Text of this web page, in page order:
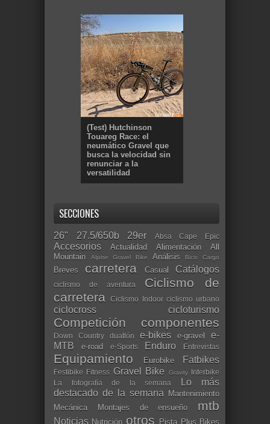
(Test) Hutchinson
Touareg Race: el
neumático Gravel que
busca la velocidad sin
renunciar a la
versatilidad
SECCIONES
26" 27.5/650b 29er Absa Cape Epic
Accesorios Actualidad Alimentación
All
Mountain
Alpine Gravel Bike Análisis Bicis Cargo
Breves carretera Casual Catálogos
ciclismo de aventura
Ciclismo de
carretera
Ciclismo Indoor ciclismo urbano
ciclocross cicloturismo
Competición componentes
Down Country duatlón e-bikes e-gravel
e-
MTB
e-road e-Sports Enduro Entrevistas
Equipamiento Eurobike Fatbikes
Festibike Fitness Gravel Bike Gravity Interbike
La fotografía de la semana
Lo más
destacado de la semana Mantenimiento
Mecánica
Montajes de ensueño mtb
Noticias Nutrición otros Pista Plus Bikes